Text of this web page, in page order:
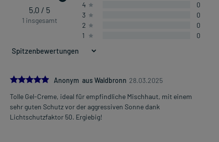
5,0 / 5
1 insgesamt
4
0
3
0
2
0
1
0
5.0Anonym aus Waldbronn 28.03.2025
Tolle Gel-Creme, ideal für empfindliche Mischhaut, mit einem
sehr guten Schutz vor der aggressiven Sonne dank
Lichtschutzfaktor 50. Ergiebig!